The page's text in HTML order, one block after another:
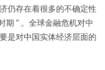
仍存在着很多的不确定性
期 ” 。全球金融危机对中
是对中国实体经济层面的